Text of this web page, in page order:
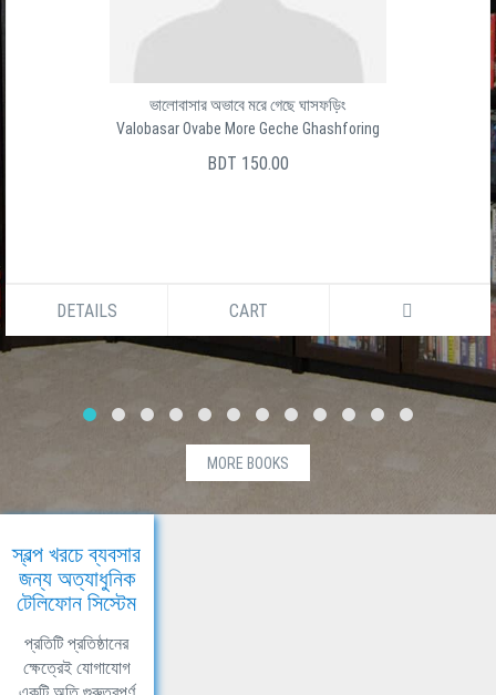
ভালোবাসার অভাবে মরে গেছে ঘাসফড়িং
Valobasar Ovabe More Geche Ghashforing
BDT 150.00
DETAILS CART
MORE BOOKS
স্বল্প খরচে ব্যবসার
জন্য অত্যাধুনিক
টেলিফোন সিস্টেম
প্রতিটি প্রতিষ্ঠানের
ক্ষেত্রেই যোগাযোগ